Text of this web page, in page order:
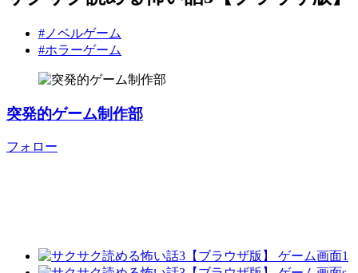
#ノベルゲーム
#ホラーゲーム
突発的ゲーム制作部
フォロー